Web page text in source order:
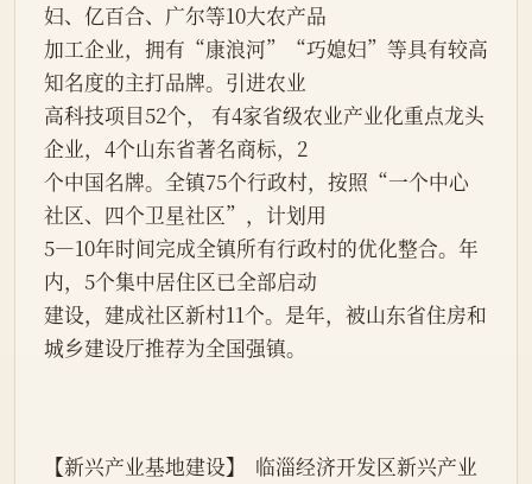
妇、亿百合、广尔等10大农产品
加工企业，拥有“康浪河”“巧媳妇”等具有较高
知名度的主打品牌。引进农业
高科技项目52个， 有4家省级农业产业化重点龙头
企业，4个山东省著名商标，2
个中国名牌。全镇75个行政村，按照“一个中心
社区、四个卫星社区”，计划用
5—10年时间完成全镇所有行政村的优化整合。年
内，5个集中居住区已全部启动
建设，建成社区新村11个。是年，被山东省住房和
城乡建设厅推荐为全国强镇。
【新兴产业基地建设】  临淄经济开发区新兴产业